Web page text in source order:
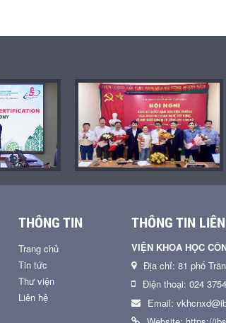
THÔNG TIN
Trang chủ
Tin tức
Thư viện
Liên hệ
THÔNG TIN
VIỆN KHOA HỌC
Địa chỉ: 81 phố
Điện thoại: 024
Email: